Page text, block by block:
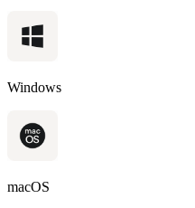
Windows
macOS